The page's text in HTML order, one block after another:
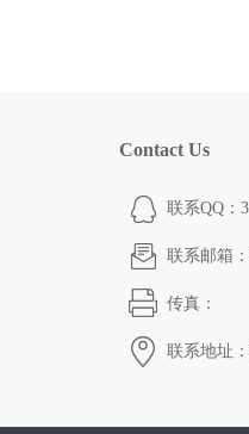
Contact Us
联系QQ：
联系邮箱
传真：
联系地址